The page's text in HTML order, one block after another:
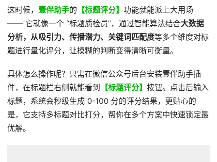
这时候， 壹伴助手的 【标题评分】 功能就能派上大用场
—— 它就像一个 “标题质检员”，通过智能算法结合大数据
分析，从吸引力、传播潜力、关键词匹配度等多个维度对标
题进行量化评分，让模糊的判断变得清晰可衡量。
具体怎么操作呢？只需在微信公众号后台安装壹伴助手插
件，在标题栏右侧就能看到
【标题评分】 按钮。点击后输入
标题，系统会秒级生成 0-100 分的评分结果，更贴心的
是，它支持多标题对比打分，帮你在多个方案中快速锁定最
优解。